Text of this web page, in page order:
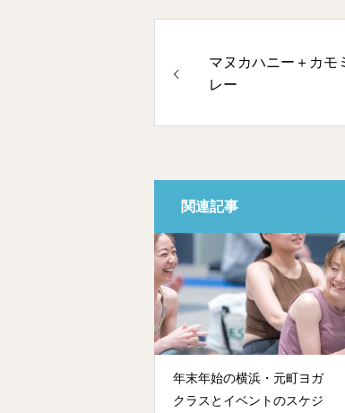
マヌカハニー＋カモ
レー
関連記事
年末年始の横浜・元町ヨガ
クラスとイベントのスケジ